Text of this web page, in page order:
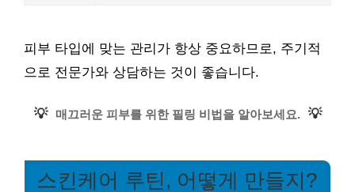
피부 타입에 맞는 관리가 항상 중요하므로, 주기적
으로 전문가와 상담하는 것이 좋습니다.
💡 매끄러운 피부를 위한 필링 비법을 알아보세요. 💡
스킨케어 루틴, 어떻게 만들지?